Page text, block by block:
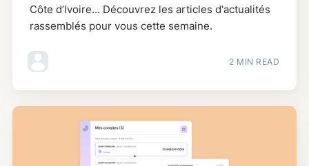
Côte d’Ivoire... Découvrez les articles d'actualités
rassemblés pour vous cette semaine.
2 MIN READ